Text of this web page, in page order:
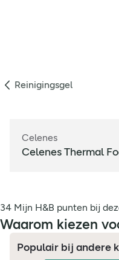
Reinigingsgel
Celenes
Celenes Thermal
34 Mijn H&B punten bij
Waarom kiezen
Breed assortiment in
Populair bij andere